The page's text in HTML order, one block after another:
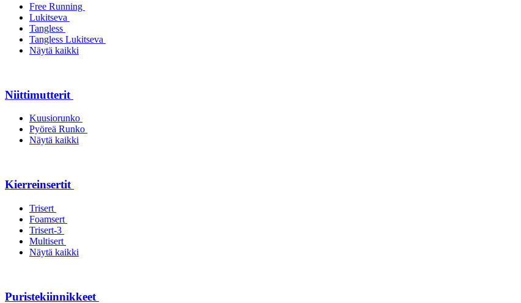
Free Running
Lukitseva
Tangless
Tangless Lukitseva
Näytä kaikki
Niittimutterit
Kuusiorunko
Pyöreä Runko
Näytä kaikki
Kierreinsertit
Trisert
Foamsert
Trisert-3
Multisert
Näytä kaikki
Puristekiinnikkeet